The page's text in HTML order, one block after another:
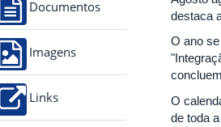
Documentos
Imagens
Links
destaca
O ano
O
de toda